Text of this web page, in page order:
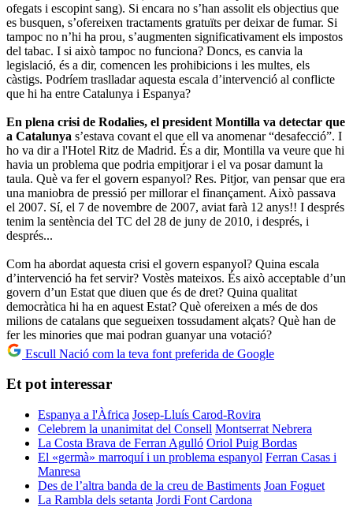
ofegats i escopint sang). Si encara no s’han assolit els objectius que
es busquen, s’ofereixen tractaments gratuïts per deixar de fumar. Si
tampoc no n’hi ha prou, s’augmenten significativament els impostos
del tabac. I si això tampoc no funciona? Doncs, es canvia la
legislació, és a dir, comencen les prohibicions i les multes, els
càstigs. Podríem traslladar aquesta escala d’intervenció al conflicte
que hi ha entre Catalunya i Espanya?
En plena crisi de Rodalies, el president Montilla va detectar que
a Catalunya s’estava covant el que ell va anomenar “desafecció”. I
ho va dir a l'Hotel Ritz de Madrid. És a dir, Montilla va veure que hi
havia un problema que podria empitjorar i el va posar damunt la
taula. Què va fer el govern espanyol? Res. Pitjor, van pensar que era
una maniobra de pressió per millorar el finançament. Això passava
el 2007. Sí, el 7 de novembre de 2007, aviat farà 12 anys!! I després
tenim la sentència del TC del 28 de juny de 2010, i després, i
després...
Com ha abordat aquesta crisi el govern espanyol? Quina escala
d’intervenció ha fet servir? Vostès mateixos. És això acceptable d’un
govern d’un Estat que diuen que és de dret? Quina qualitat
democràtica hi ha en aquest Estat? Què ofereixen a més de dos
milions de catalans que segueixen tossudament alçats? Què han de
fer les minories que mai podran guanyar una votació?
Escull Nació com la teva font preferida de Google
Et pot interessar
Espanya a l'Àfrica Josep-Lluís Carod-Rovira
Celebrem la unanimitat del Consell Montserrat Nebrera
La Costa Brava de Ferran Agulló Oriol Puig Bordas
El «germà» marroquí i un problema espanyol Ferran Casas i
Manresa
Des de l’altra banda de la creu de Bastiments Joan Foguet
La Rambla dels setanta Jordi Font Cardona